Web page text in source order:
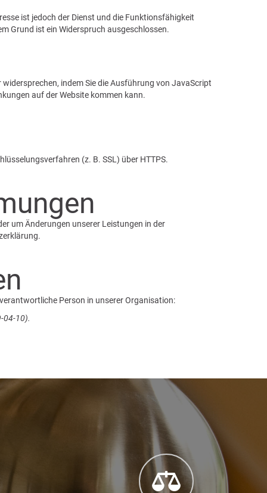
ist jedoch der Dienst und die Funktionsfähigkeit
Grund ist ein Widerspruch ausgeschlossen.
indem Sie die Ausführung von JavaScript
auf der Website kommen kann.
(z. B. SSL) über HTTPS.
um Änderungen unserer Leistungen in der
Person in unserer Organisation:
04-10).